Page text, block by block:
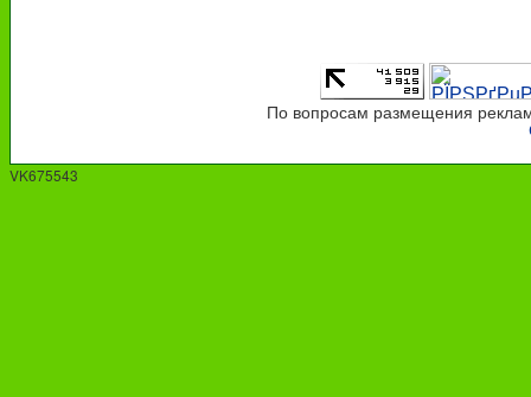
По вопросам размещения
VK675543